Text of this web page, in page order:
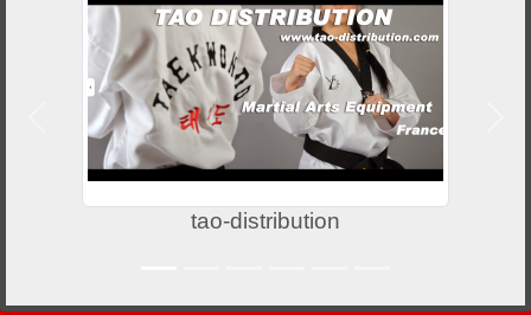
tao-distribution
Précedent